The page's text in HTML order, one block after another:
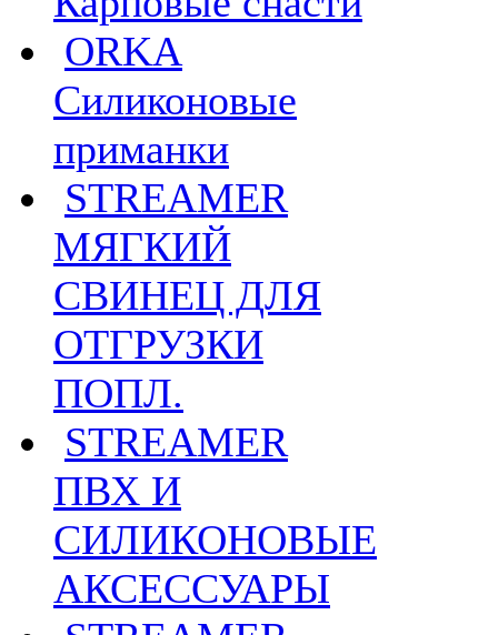
ORKA
Силиконовые
приманки
STREAMER
МЯГКИЙ
СВИНЕЦ ДЛЯ
ОТГРУЗКИ
ПОПЛ.
STREAMER
ПВХ И
СИЛИКОНОВЫЕ
АКСЕССУАРЫ